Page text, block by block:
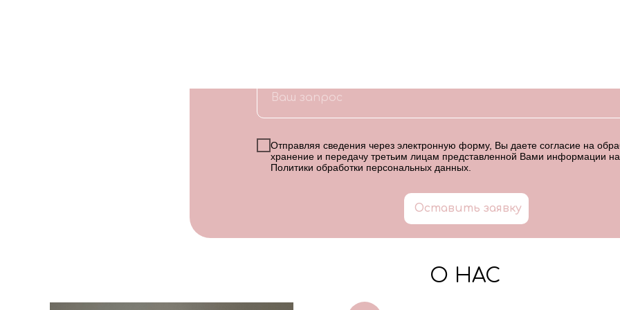
Отправляя сведения через электронную форму, Вы даете согласие на
хранение и передачу третьим лицам представленной Вами информации на
Политики обработки персональных данных.
Оставить заявку
О НАС